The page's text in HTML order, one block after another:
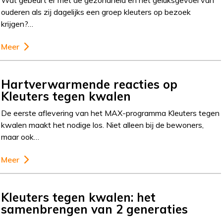
ouderen als zij dagelijks een groep kleuters op bezoek
krijgen?…
Meer
Hartverwarmende reacties op
Kleuters tegen kwalen
De eerste aflevering van het MAX-programma Kleuters tegen
kwalen maakt het nodige los. Niet alleen bij de bewoners,
maar ook…
Meer
Kleuters tegen kwalen: het
samenbrengen van 2 generaties